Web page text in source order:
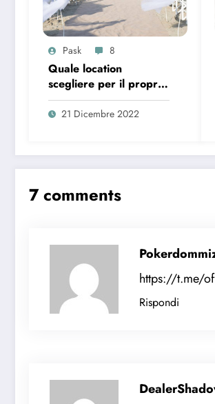
Pask 8
Quale location
scegliere per il proprio
matrimonio?
21 Dicembre 2022
7 comments
https://t.me/
Rispondi